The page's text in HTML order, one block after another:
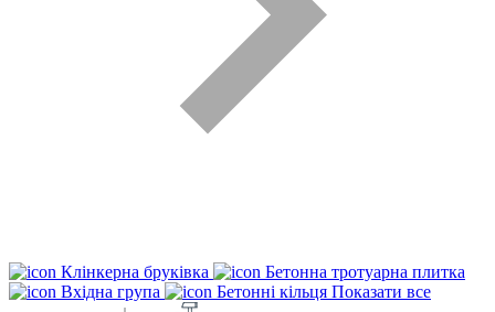
Клінкерна бруківка
Бетонна тротуарна плитка
Вхідна група
Бетонні кільця Показати все